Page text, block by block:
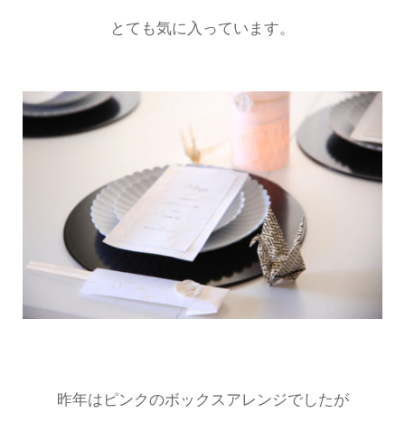
とても気に入っています。
昨年はピンクのボックスアレンジでしたが